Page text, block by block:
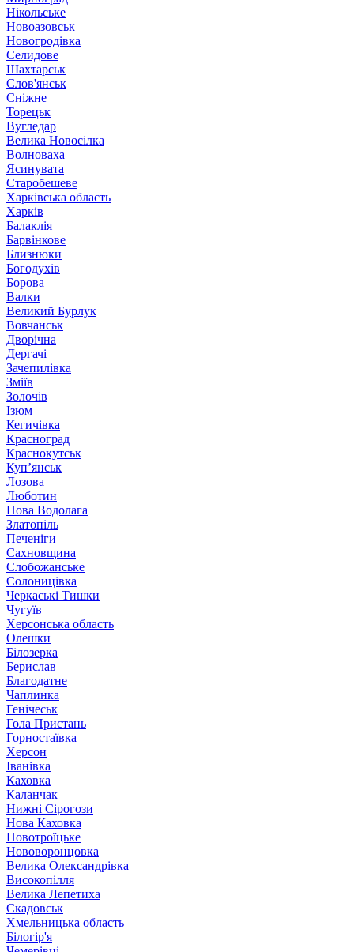
Нікольське
Новоазовськ
Новогродівка
Селидове
Шахтарськ
Слов'янськ
Сніжне
Торецьк
Вугледар
Велика Новосілка
Волноваха
Ясинувата
Старобешеве
Харківська область
Харків
Балаклія
Барвінкове
Близнюки
Богодухів
Борова
Валки
Великий Бурлук
Вовчанськ
Дворічна
Дергачі
Зачепилівка
Зміїв
Золочів
Ізюм
Кегичівка
Красноград
Краснокутськ
Куп’янськ
Лозова
Люботин
Нова Водолага
Златопіль
Печеніги
Сахновщина
Слобожанське
Солоницівка
Черкаські Тишки
Чугуїв
Херсонська область
Олешки
Білозерка
Берислав
Благодатне
Чаплинка
Генічеськ
Гола Пристань
Горностаївка
Херсон
Іванівка
Каховка
Каланчак
Нижні Сірогози
Нова Каховка
Новотроїцьке
Нововоронцовка
Велика Олександрівка
Високопілля
Велика Лепетиха
Скадовськ
Хмельницька область
Білогір'я